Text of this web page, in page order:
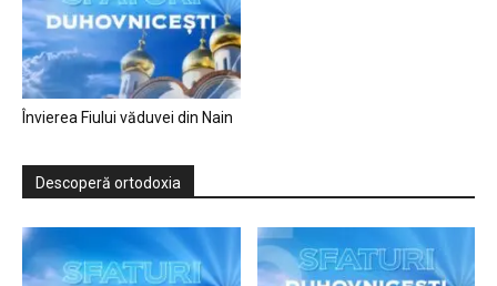
Învierea Fiului văduvei din Nain
Descoperă ortodoxia